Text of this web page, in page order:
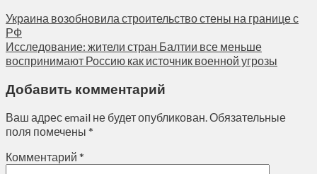
Украина возобновила строительство стены на границе с
РФ
Исследование: жители стран Балтии все меньше
воспринимают Россию как источник военной угрозы
Добавить комментарий
Ваш адрес email не будет опубликован.Обязательные
поля помечены *
Комментарий *